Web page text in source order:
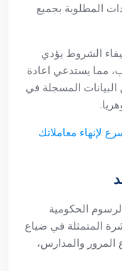
المطلوبة بجميع
الشروط يؤدي
مما يستدعي اعادة
البيانات المسجلة في
لإنهاء معاملاتك
الحكومية
المتمثلة في ضياع
المرور والمدارس،